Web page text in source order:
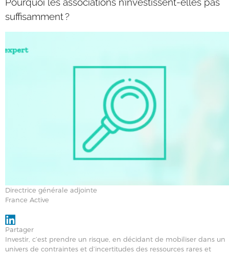
Pourquoi les associations n’investissent-elles pas
suffisamment ?
Directrice générale adjointe
France Active
Partager
Investir, c’est prendre un risque, en décidant de mobiliser dans un
univers de contraintes et d’incertitudes des ressources rares et